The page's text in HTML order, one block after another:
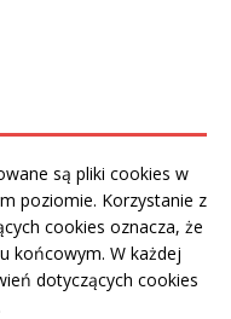
są pliki cookies w
poziomie. Korzystanie z
cookies oznacza, że
końcowym. W każdej
dotyczących cookies